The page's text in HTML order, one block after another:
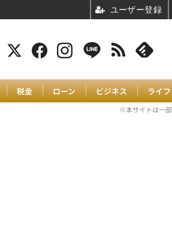
税金 ローン ビジネス ライフ
※本サイトは一
ユーザー登録